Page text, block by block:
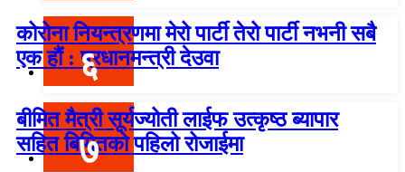
कोरोना नियन्त्रणमा मेरो पार्टी तेरो पार्टी नभनी सबै
एक हौं : प्रधानमन्त्री देउवा
६
बीमित मैत्री सूर्यज्योती लाईफ उत्कृष्ठ ब्यापार
सहित बिमितको पहिलो रोजाईमा
७